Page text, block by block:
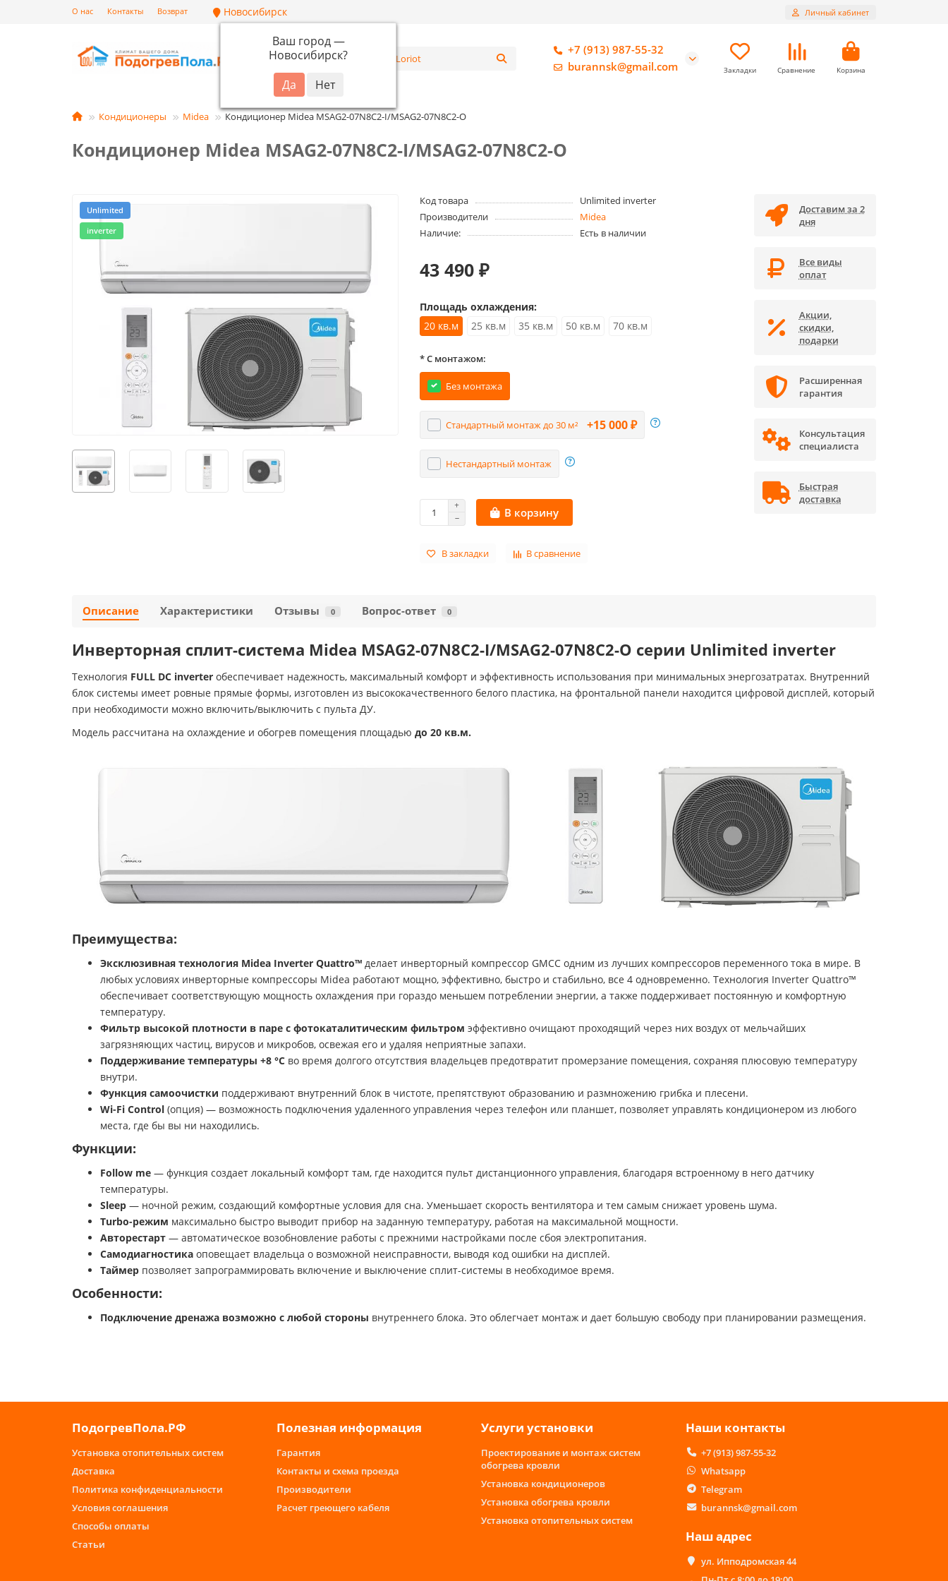
О нас Контакты Возврат Новосибирск
Ваш город —
Новосибирск?
Личный кабинет
Каталог
+7 (913) 987-55-32
burannsk@gmail.com
Закладки Сравнение Корзина
Кондиционеры Midea Кондиционер Midea MSAG2-07N8C2-I/MSAG2-07N8C2-O
Кондиционер Midea MSAG2-07N8C2-I/MSAG2-07N8C2-O
Unlimited
inverter
Код товара
Unlimited inverter
Производители
Midea
Наличие:
Есть в наличии
43 490 ₽
Площадь охлаждения:
20 кв.м
25 кв.м 35 кв.м 50 кв.м 70 кв.м
* С монтажом:
Без монтажа
Стандартный монтаж до 30 м²+15 000 ₽
Нестандартный монтаж
В корзину
В закладки В сравнение
Доставим за 2
дня
Все виды
оплат
Акции,
скидки,
подарки
Расширенная
гарантия
Консультация
специалиста
Быстрая
доставка
Описание Характеристики Отзывы 0 Вопрос-ответ 0
Инверторная сплит-система Midea MSAG2-07N8C2-I/MSAG2-07N8C2-O серии Unlimited inverter
Технология FULL DC inverter обеспечивает надежность, максимальный комфорт и эффективность использования при минимальных энергозатратах. Внутренний
блок системы имеет ровные прямые формы, изготовлен из высококачественного белого пластика, на фронтальной панели находится цифровой дисплей, который
при необходимости можно включить/выключить с пульта ДУ.
Модель рассчитана на охлаждение и обогрев помещения площадью до 20 кв.м.
Преимущества:
Эксклюзивная технология Midea Inverter Quattro™ делает инверторный компрессор GMCC одним из лучших компрессоров переменного тока в мире. В
любых условиях инверторные компрессоры Midea работают мощно, эффективно, быстро и стабильно, все 4 одновременно. Технология Inverter Quattro™
обеспечивает соответствующую мощность охлаждения при гораздо меньшем потреблении энергии, а также поддерживает постоянную и комфортную
температуру.
Фильтр высокой плотности в паре с фотокаталитическим фильтром эффективно очищают проходящий через них воздух от мельчайших
загрязняющих частиц, вирусов и микробов, освежая его и удаляя неприятные запахи.
Поддерживание температуры +8 °С во время долгого отсутствия владельцев предотвратит промерзание помещения, сохраняя плюсовую температуру
внутри.
Функция самоочистки поддерживают внутренний блок в чистоте, препятствуют образованию и размножению грибка и плесени.
Wi-Fi Control (опция) — возможность подключения удаленного управления через телефон или планшет, позволяет управлять кондиционером из любого
места, где бы вы ни находились.
Функции:
Follow me — функция создает локальный комфорт там, где находится пульт дистанционного управления, благодаря встроенному в него датчику
температуры.
Sleep — ночной режим, создающий комфортные условия для сна. Уменьшает скорость вентилятора и тем самым снижает уровень шума.
Turbo-режим максимально быстро выводит прибор на заданную температуру, работая на максимальной мощности.
Авторестарт — автоматическое возобновление работы с прежними настройками после сбоя электропитания.
Самодиагностика оповещает владельца о возможной неисправности, выводя код ошибки на дисплей.
Таймер позволяет запрограммировать включение и выключение сплит-системы в необходимое время.
Особенности:
Подключение дренажа возможно с любой стороны внутреннего блока. Это облегчает монтаж и дает большую свободу при планировании размещения.
ПодогревПола.РФ
Установка отопительных систем
Доставка
Политика конфиденциальности
Условия соглашения
Способы оплаты
Статьи
Полезная информация
Гарантия
Контакты и схема проезда
Производители
Расчет греющего кабеля
Услуги установки
Проектирование и монтаж систем
обогрева кровли
Установка кондиционеров
Установка обогрева кровли
Установка отопительных систем
Наши контакты
+7 (913) 987-55-32
Whatsapp
Telegram
burannsk@gmail.com
Наш адрес
ул. Ипподромская 44